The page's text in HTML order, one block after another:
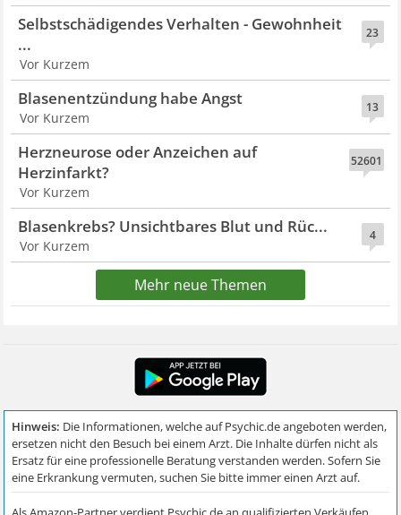
23
Selbstschädigendes Verhalten - Gewohnheit
...
Vor Kurzem
13
Blasenentzündung habe Angst
Vor Kurzem
52601
Herzneurose oder Anzeichen auf
Herzinfarkt?
Vor Kurzem
4
Blasenkrebs? Unsichtbares Blut und Rüc...
Vor Kurzem
Mehr neue Themen